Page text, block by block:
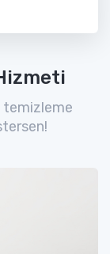
temizleme